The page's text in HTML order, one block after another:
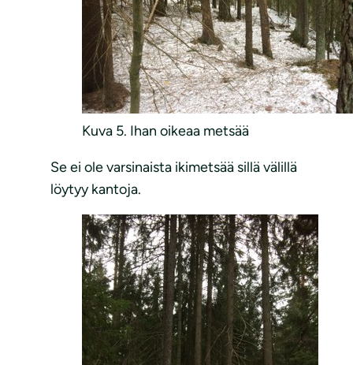
Kuva 5. Ihan oikeaa metsää
Se ei ole varsinaista ikimetsää sillä välillä
löytyy kantoja.